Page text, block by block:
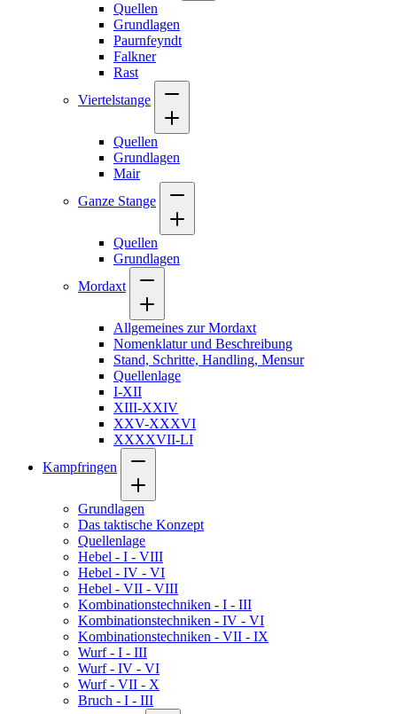
Quellen
Grundlagen
Paurnfeyndt
Falkner
Rast
Viertelstange
Quellen
Grundlagen
Mair
Ganze Stange
Quellen
Grundlagen
Mordaxt
Allgemeines zur Mordaxt
Nomenklatur und Beschreibung
Stand, Schritte, Handling, Mensur
Quellenlage
I-XII
XIII-XXIV
XXV-XXXVI
XXXXVII-LI
Kampfringen
Grundlagen
Das taktische Konzept
Quellenlage
Hebel - I - VIII
Hebel - IV - VI
Hebel - VII - VIII
Kombinationstechniken - I - III
Kombinationstechniken - IV - VI
Kombinationstechniken - VII - IX
Wurf - I - III
Wurf - IV - VI
Wurf - VII - X
Bruch - I - III